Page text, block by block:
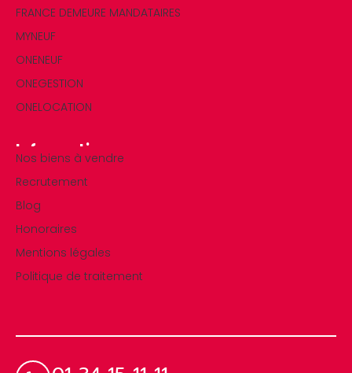
FRANCE DEMEURE MANDATAIRES
MYNEUF
ONENEUF
ONEGESTION
ONELOCATION
Informations
Nos biens à vendre
Recrutement
Blog
Honoraires
Mentions légales
Politique de traitement